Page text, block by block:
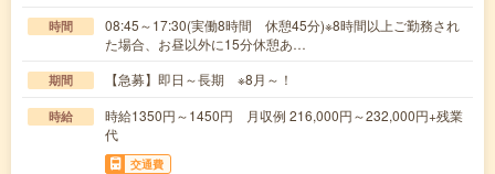
時間
08:45～17:30(実働8時間 休憩45分)※8時間以上ご勤務され
た場合、お昼以外に15分休憩あ…
期間 【急募】即日～長期 ※8月～！
時給
時給1350円～1450円 月収例 216,000円～232,000円+残業
代
交通費